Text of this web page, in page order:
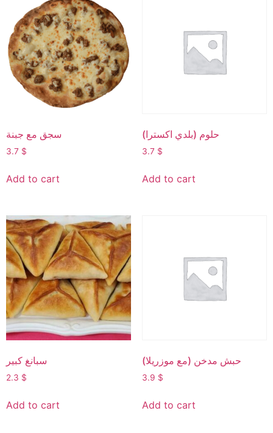
سجق مع جبنة
3.7 $
Add to cart
حلوم (بلدي اكسترا)
3.7 $
Add to cart
سبانغ كبير
2.3 $
Add to cart
⁠حبش مدخن (مع موزريلا)
3.9 $
Add to cart